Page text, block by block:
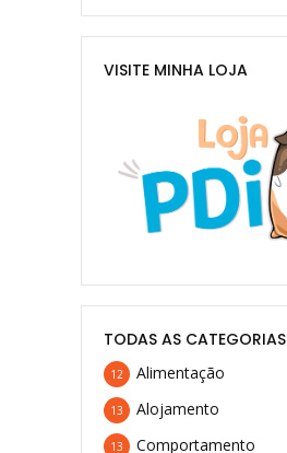
VISITE MINHA LOJA
TODAS AS CATEGORIAS
Alimentação
12
Alojamento
13
Comportamento
13